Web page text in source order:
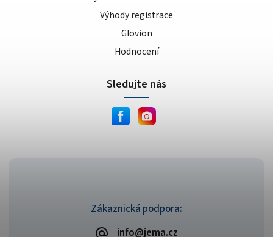
Zákaznická podpora:
info@jema.cz
Výhody registrace
Glovion
Hodnocení
Sledujte nás